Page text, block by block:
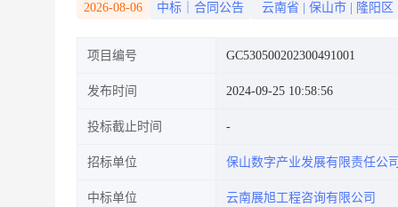
2026-08-06 中标｜合同公告 云南省 保山市 隆阳区
项目编号 GC530500202300491001
发布时间 2024-09-25 10:58:56
投标截止时间
招标单位 保山数字产业发展有限责任公司
中标单位 云南展旭工程咨询有限公司